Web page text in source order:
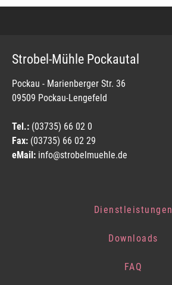
Strobel-Mühle Pockautal
Pockau - Marienberger Str. 36
09509 Pockau-Lengefeld
Tel.: (03735) 66 02 0
Fax: (03735) 66 02 29
eMail: info@strobelmuehle.de
Dienstleistungen
Downloads
FAQ